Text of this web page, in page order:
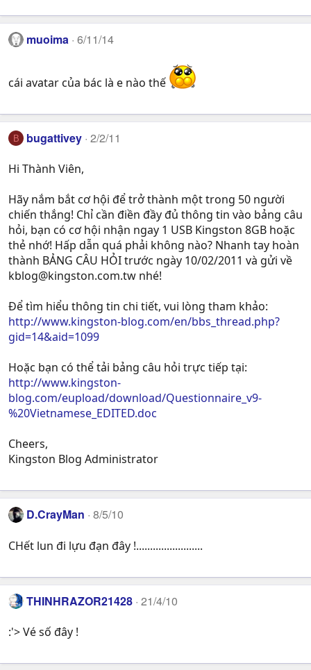
muoima 6/11/14
cái avatar của bác là e nào thế
B bugattivey 2/2/11
Hi Thành Viên,
Hãy nắm bắt cơ hội để trở thành một trong 50 người
chiến thắng! Chỉ cần điền đầy đủ thông tin vào bảng câu
hỏi, bạn có cơ hội nhận ngay 1 USB Kingston 8GB hoặc
thẻ nhớ! Hấp dẫn quá phải không nào? Nhanh tay hoàn
thành BẢNG CÂU HỎI trước ngày 10/02/2011 và gửi về
kblog@kingston.com.tw nhé!
Để tìm hiểu thông tin chi tiết, vui lòng tham khảo:
http://www.kingston-blog.com/en/bbs_thread.php?
gid=14&aid=1099
Hoặc bạn có thể tải bảng câu hỏi trực tiếp tại:
http://www.kingston-
blog.com/eupload/download/Questionnaire_v9-
%20Vietnamese_EDITED.doc
Cheers,
Kingston Blog Administrator
D.CrayMan 8/5/10
CHết lun đi lựu đạn đây !........................
THINHRAZOR21428 21/4/10
:'> Vé số đây !